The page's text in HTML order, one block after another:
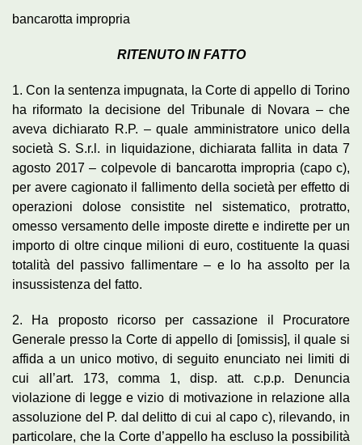
bancarotta impropria
RITENUTO IN FATTO
1. Con la sentenza impugnata, la Corte di appello di Torino
ha riformato la decisione del Tribunale di Novara – che
aveva dichiarato R.P. – quale amministratore unico della
società S. S.r.l. in liquidazione, dichiarata fallita in data 7
agosto 2017 – colpevole di bancarotta impropria (capo c),
per avere cagionato il fallimento della società per effetto di
operazioni dolose consistite nel sistematico, protratto,
omesso versamento delle imposte dirette e indirette per un
importo di oltre cinque milioni di euro, costituente la quasi
totalità del passivo fallimentare – e lo ha assolto per la
insussistenza del fatto.
2. Ha proposto ricorso per cassazione il Procuratore
Generale presso la Corte di appello di [omissis], il quale si
affida a un unico motivo, di seguito enunciato nei limiti di
cui all’art. 173, comma 1, disp. att. c.p.p. Denuncia
violazione di legge e vizio di motivazione in relazione alla
assoluzione del P. dal delitto di cui al capo c), rilevando, in
particolare, che la Corte d’appello ha escluso la possibilità